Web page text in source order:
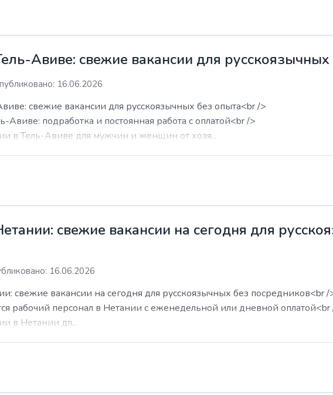
Авиве: свежие вакансии для
16.06.2026
свежие вакансии для русскоязычных без опыта<br />
Авиве: подработка и постоянная работа с оплатой<br />
в Тель-Авиве для мужчин и женщин от хозя...
свежие вакансии на сегодня для
16.06.2026
свежие вакансии на сегодня для русскоязычных без посредников<br /
рабочий персонал в Нетании с еженедельной или дневной оплатой<br
в Нетании дл...